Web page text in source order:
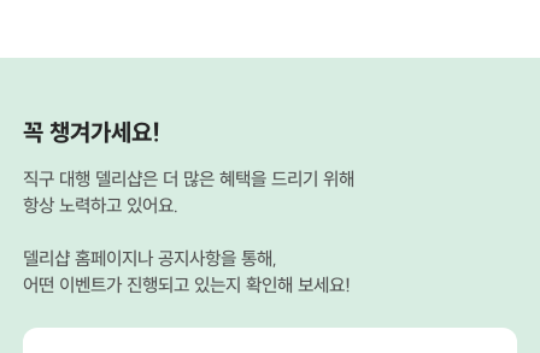
꼭 챙겨가세요!
직구 대행 델리샵은 더 많은 혜택을 드리기 위해
항상 노력하고 있어요.
델리샵 홈페이지나 공지사항을 통해,
어떤 이벤트가 진행되고 있는지 확인해 보세요!